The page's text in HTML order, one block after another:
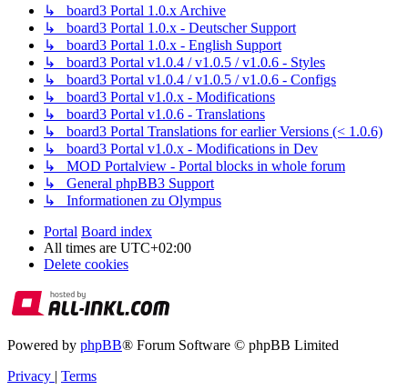
↳ board3 Portal 1.0.x Archive
↳ board3 Portal 1.0.x - Deutscher Support
↳ board3 Portal 1.0.x - English Support
↳ board3 Portal v1.0.4 / v1.0.5 / v1.0.6 - Styles
↳ board3 Portal v1.0.4 / v1.0.5 / v1.0.6 - Configs
↳ board3 Portal v1.0.x - Modifications
↳ board3 Portal v1.0.6 - Translations
↳ board3 Portal Translations for earlier Versions (< 1.0.6)
↳ board3 Portal v1.0.x - Modifications in Dev
↳ MOD Portalview - Portal blocks in whole forum
↳ General phpBB3 Support
↳ Informationen zu Olympus
Portal Board index
All times are UTC+02:00
Delete cookies
Powered by phpBB® Forum Software © phpBB Limited
Privacy | Terms